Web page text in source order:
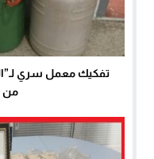
من